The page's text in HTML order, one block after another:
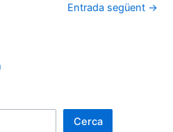
Entrada següent →
Cerca